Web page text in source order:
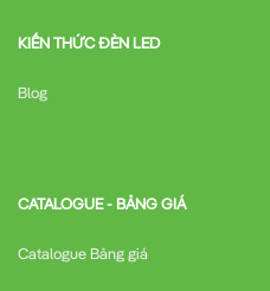
KIẾN THỨC ĐÈN LED
Blog
CATALOGUE - BẢNG GIÁ
Catalogue Bảng giá